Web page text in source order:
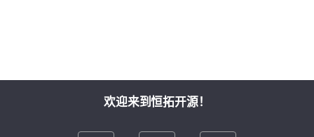
欢迎来到恒拓开源！